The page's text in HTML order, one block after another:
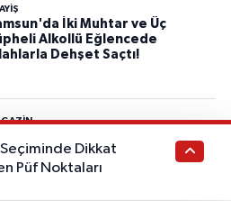
İki Muhtar ve Üç
Alkollü Eğlencede
Dehşet Saçtı!
Yaşadı: “Sorun Değil” Deyip
Tarzıyla Gündem Oldu
Dikkat
Püf Noktaları